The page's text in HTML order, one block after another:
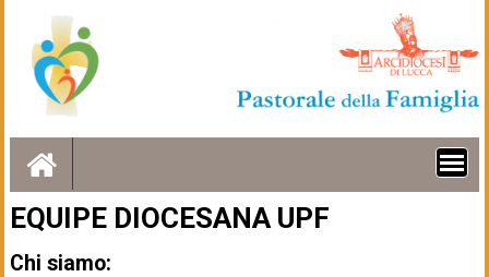
content
EQUIPE DIOCESANA UPF
Chi siamo: